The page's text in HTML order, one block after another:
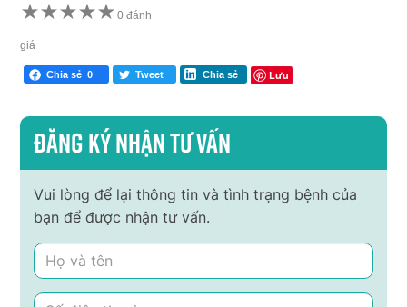
★★★★★ 0 đánh
giá
Chia sẻ 0 Tweet Chia sẻ Lưu
Đăng ký nhận tư vấn
Vui lòng để lại thông tin và tình trạng bệnh của
bạn để được nhận tư vấn.